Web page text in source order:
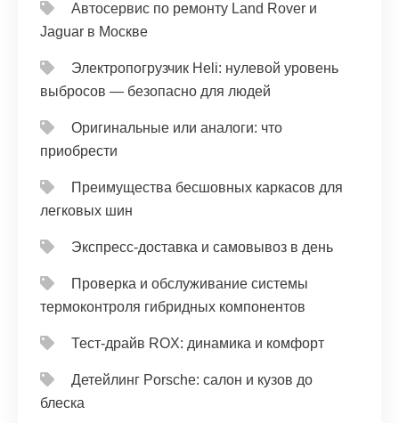
Автосервис по ремонту Land Rover и
Jaguar в Москве
Электропогрузчик Heli: нулевой уровень
выбросов — безопасно для людей
Оригинальные или аналоги: что
приобрести
Преимущества бесшовных каркасов для
легковых шин
Экспресс-доставка и самовывоз в день
Проверка и обслуживание системы
термоконтроля гибридных компонентов
Тест‑драйв ROX: динамика и комфорт
Детейлинг Porsche: салон и кузов до
блеска